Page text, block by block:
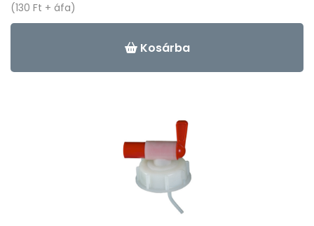
(130 Ft + áfa)
Kosárba